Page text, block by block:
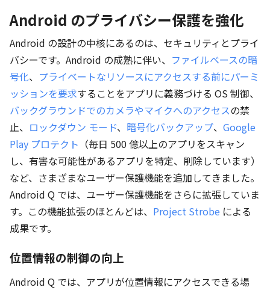
Android のプライバシー保護を強化
Android の設計の中核にあるのは、セキュリティとプライ
バシーです。Android の成熟に伴い、 ファイルベースの暗
号化、 プライベートなリソースにアクセスする前にパーミ
ッションを要求することをアプリに義務づける OS 制御、
バックグラウンドでのカメラやマイクへのアクセスの禁
止、 ロックダウン モード、 暗号化バックアップ、 Google
Play プロテクト （毎日 500 億以上のアプリをスキャン
し、有害な可能性があるアプリを特定、削除しています）
など、さまざまなユーザー保護機能を追加してきました。
Android Q では、ユーザー保護機能をさらに拡張していま
す。この機能拡張のほとんどは、 Project Strobe による
成果です。
位置情報の制御の向上
Android Q では、アプリが位置情報にアクセスできる場